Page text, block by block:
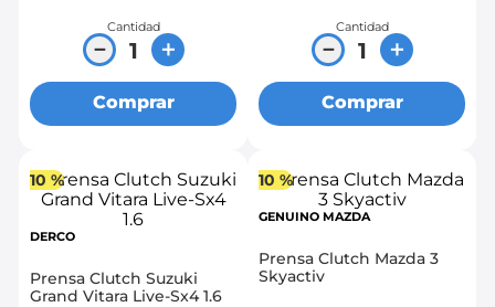
Cantidad
＋
－
Comprar
Cantidad
＋
－
Comprar
10 %
DERCO
Prensa Clutch Suzuki
Grand Vitara Live-Sx4 1.6
10 %
GENUINO MAZDA
Prensa Clutch Mazda 3
Skyactiv